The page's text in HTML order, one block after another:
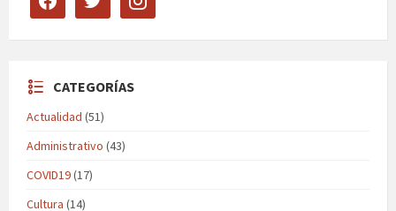
CATEGORÍAS
Actualidad (51)
Administrativo (43)
COVID19(17)
Cultura (14)